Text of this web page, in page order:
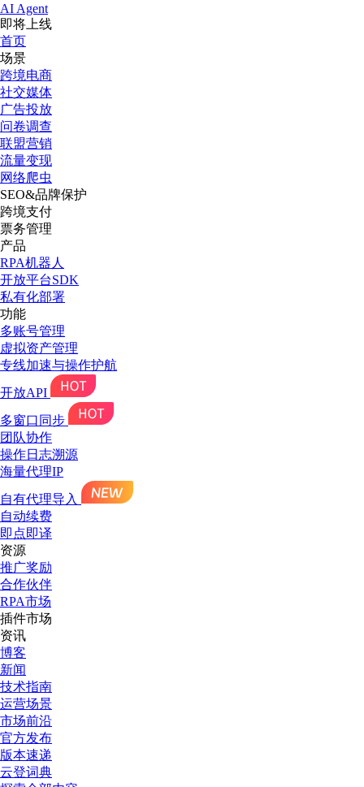
AI Agent
即将上线
首页
场景
跨境电商
社交媒体
广告投放
问卷调查
联盟营销
流量变现
网络爬虫
SEO&品牌保护
跨境支付
票务管理
产品
RPA机器人
开放平台SDK
私有化部署
功能
多账号管理
虚拟资产管理
专线加速与操作护航
开放API
多窗口同步
团队协作
操作日志溯源
海量代理IP
自有代理导入
自动续费
即点即译
资源
推广奖励
合作伙伴
RPA市场
插件市场
资讯
博客
新闻
技术指南
运营场景
市场前沿
官方发布
版本速递
云登词典